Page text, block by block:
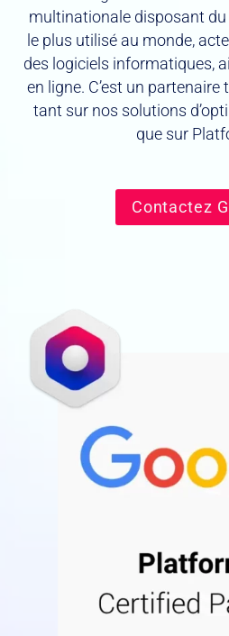
multinationale disposant
le plus utilisé au monde,
des logiciels informatiques,
en ligne. C’est un
tant sur nos solutions
que sur
Contactez